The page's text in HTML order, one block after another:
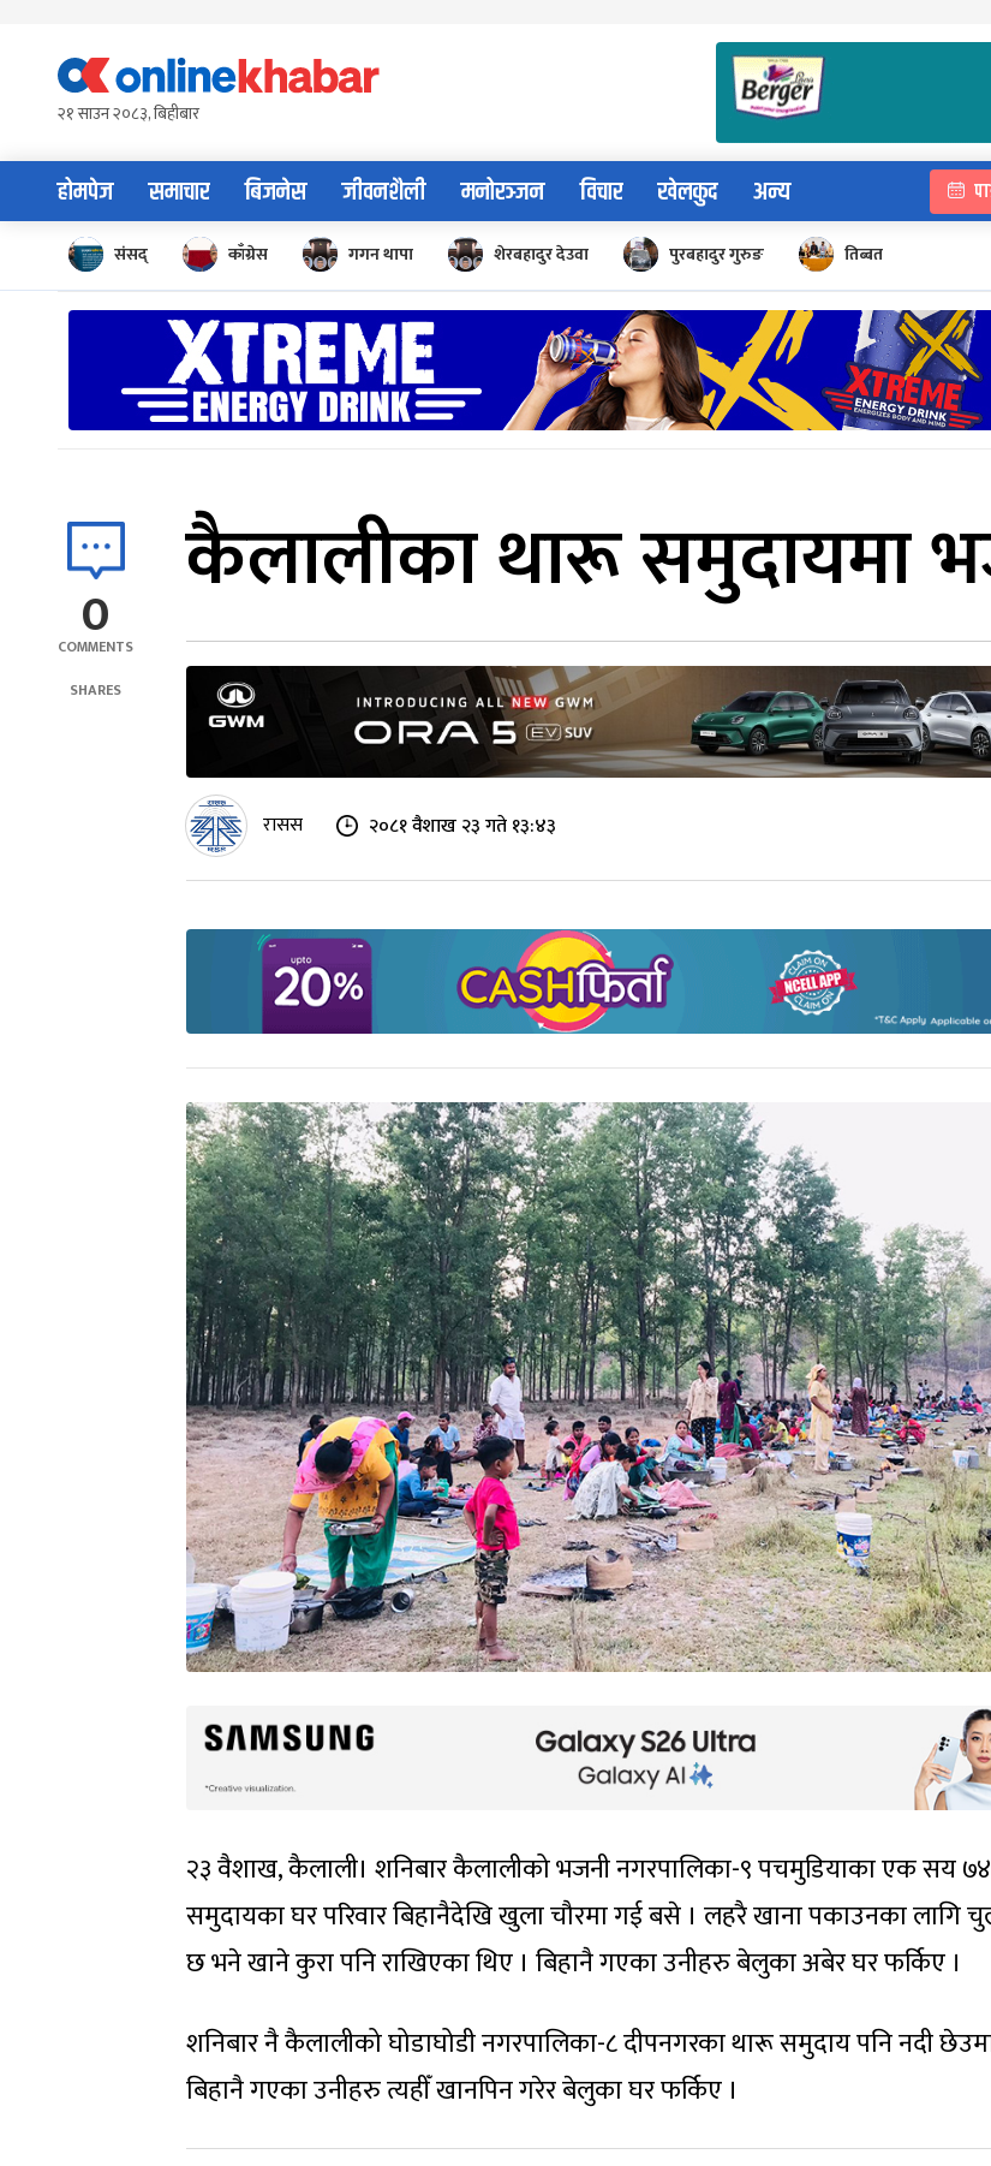
content२१ साउन २०८३, बिहीबार
होमपेज समाचार बिजनेस जीवनशैली मनोरञ्जन विचार खेलकुद अन्य
संसद् काँग्रेस गगन थापा शेरबहादुर देउवा पुरबहादुर गुरुङ तिब्बत
0
COMMENTS
SHARES
कैलालीका थारू समुदायमा
रासस २०८१ वैशाख २३ गते १३:४३
२३ वैशाख, कैलाली। शनिबार कैलालीको भजनी नगरपालिका-९ पचमुडियाका एक सय
समुदायका घर परिवार बिहानैदेखि खुला चौरमा गई बसे । लहरै खाना पकाउनका लागि
छ भने खाने कुरा पनि राखिएका थिए । बिहानै गएका उनीहरु बेलुका अबेर घर फर्किए ।
शनिबार नै कैलालीको घोडाघोडी नगरपालिका-८ दीपनगरका थारू समुदाय पनि नदी
बिहानै गएका उनीहरु त्यहीँ खानपिन गरेर बेलुका घर फर्किए ।